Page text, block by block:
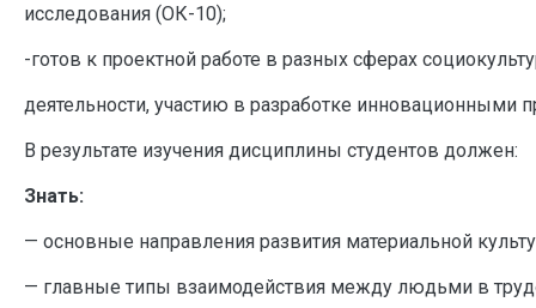
исследования (ОК-10);
-готов к проектной работе в разных сферах
деятельности, участию в разработке инновационными
В результате изучения дисциплины студентов должен:
Знать:
— основные направления развития материальной
— главные типы взаимодействия между людьми в